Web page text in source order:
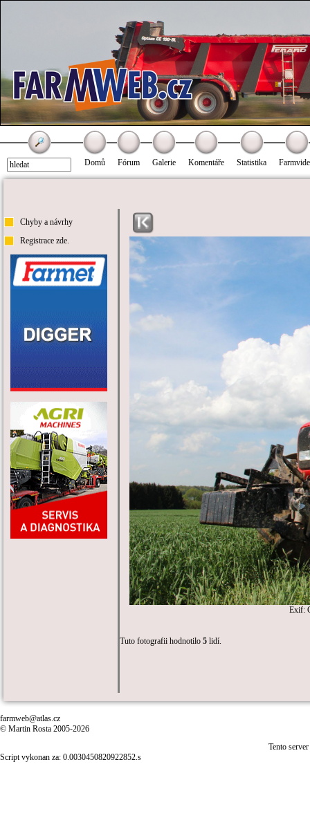
Domů Fórum Galerie Komentáře Statistika
Chyby a návrhy
Registrace zde.
Exif:
Tuto fotografii hodnotilo 5 lidí.
farmweb@atlas.cz
© Martin Rosta 2005-2026
Tento
Script vykonan za: 0.0030450820922852.s